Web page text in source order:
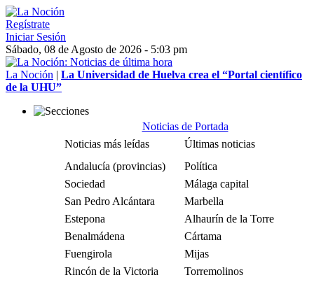
Regístrate
Iniciar Sesión
Sábado, 08 de Agosto de 2026 - 5:03 pm
La Noción | La Universidad de Huelva crea el “Portal científico
de la UHU”
Noticias de Portada
Noticias más leídas
Últimas noticias
Andalucía (provincias)
Política
Sociedad
Málaga capital
San Pedro Alcántara
Marbella
Estepona
Alhaurín de la Torre
Benalmádena
Cártama
Fuengirola
Mijas
Rincón de la Victoria
Torremolinos